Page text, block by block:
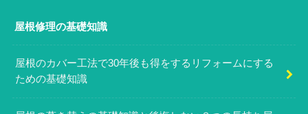
屋根修理の基礎知識
屋根のカバー工法で30年後も得をするリフォームにする
ための基礎知識